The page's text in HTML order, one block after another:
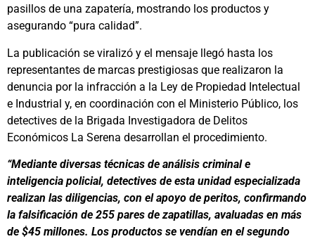
pasillos de una zapatería, mostrando los productos y
asegurando “pura calidad”.
La publicación se viralizó y el mensaje llegó hasta los
representantes de marcas prestigiosas que realizaron la
denuncia por la infracción a la Ley de Propiedad Intelectual
e Industrial y, en coordinación con el Ministerio Público, los
detectives de la Brigada Investigadora de Delitos
Económicos La Serena desarrollan el procedimiento.
“Mediante diversas técnicas de análisis criminal e
inteligencia policial, detectives de esta unidad especializada
realizan las diligencias, con el apoyo de peritos, confirmando
la falsificación de 255 pares de zapatillas, avaluadas en más
de $45 millones. Los productos se vendían en el segundo